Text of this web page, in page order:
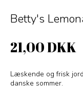
Betty's
21,00 DKK
Læskende og frisk
danske sommer.